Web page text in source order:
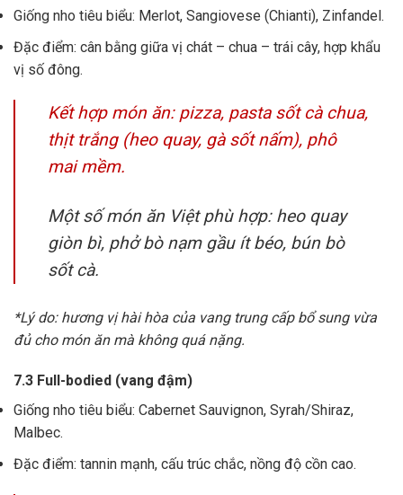
Giống nho tiêu biểu: Merlot, Sangiovese (Chianti), Zinfandel.
Đặc điểm: cân bằng giữa vị chát – chua – trái cây, hợp khẩu
vị số đông.
Kết hợp món ăn: pizza, pasta sốt cà chua,
thịt trắng (heo quay, gà sốt nấm), phô
mai mềm.
Một số món ăn Việt phù hợp: heo quay
giòn bì, phở bò nạm gầu ít béo, bún bò
sốt cà.
*Lý do: hương vị hài hòa của vang trung cấp bổ sung vừa
đủ cho món ăn mà không quá nặng.
7.3 Full-bodied (vang đậm)
Giống nho tiêu biểu: Cabernet Sauvignon, Syrah/Shiraz,
Malbec.
Đặc điểm: tannin mạnh, cấu trúc chắc, nồng độ cồn cao.